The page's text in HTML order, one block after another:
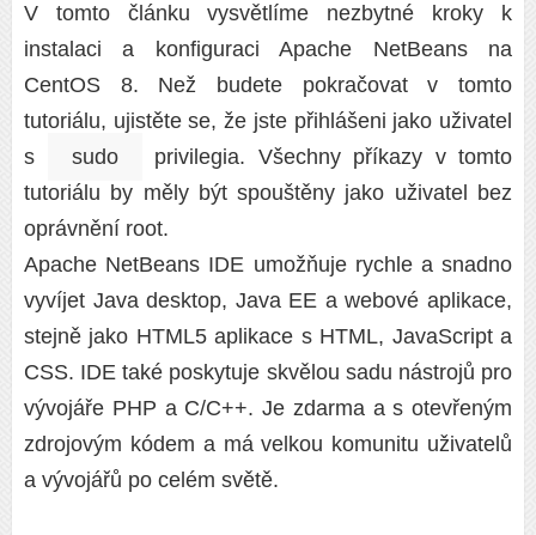
V tomto článku vysvětlíme nezbytné kroky k
instalaci a konfiguraci Apache NetBeans na
CentOS 8. Než budete pokračovat v tomto
tutoriálu, ujistěte se, že jste přihlášeni jako uživatel
s
sudo
privilegia. Všechny příkazy v tomto
tutoriálu by měly být spouštěny jako uživatel bez
oprávnění root.
Apache NetBeans IDE umožňuje rychle a snadno
vyvíjet Java desktop, Java EE a webové aplikace,
stejně jako HTML5 aplikace s HTML, JavaScript a
CSS. IDE také poskytuje skvělou sadu nástrojů pro
vývojáře PHP a C/C++. Je zdarma a s otevřeným
zdrojovým kódem a má velkou komunitu uživatelů
a vývojářů po celém světě.